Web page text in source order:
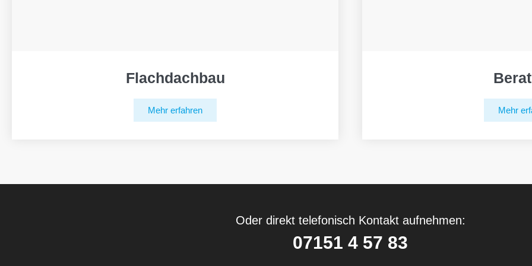
Flachdachbau
Mehr erfahren Mehr
Oder direkt telefonisch Kontakt aufnehmen:
07151 4 57 83